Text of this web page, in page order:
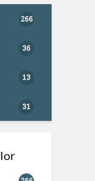
266
36
13
31